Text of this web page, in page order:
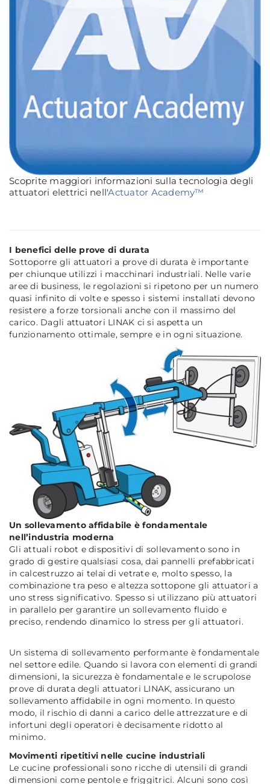
Scoprite maggiori informazioni sulla tecnologia degli
attuatori elettrici nell'Actuator Academy™
I benefici delle prove di durata
Sottoporre gli attuatori a prove di durata è importante
per chiunque utilizzi i macchinari industriali. Nelle varie
aree di business, le regolazioni si ripetono per un numero
quasi infinito di volte e spesso i sistemi installati devono
resistere a forze torsionali anche con il massimo del
carico. Dagli attuatori LINAK ci si aspetta un
funzionamento ottimale, sempre e in ogni situazione.
Un sollevamento affidabile è fondamentale
nell’industria moderna
Gli attuali robot e dispositivi di sollevamento sono in
grado di gestire qualsiasi cosa, dai pannelli prefabbricati
in calcestruzzo ai telai di vetrate e, molto spesso, la
combinazione tra peso e altezza sottopone gli attuatori a
uno stress significativo. Spesso si utilizzano più attuatori
in parallelo per garantire un sollevamento fluido e
preciso, rendendo dinamico lo stress per gli attuatori.
Un sistema di sollevamento performante è fondamentale
nel settore edile. Quando si lavora con elementi di grandi
dimensioni, la sicurezza è fondamentale e le scrupolose
prove di durata degli attuatori LINAK, assicurano un
sollevamento affidabile in ogni momento. In questo
modo, il rischio di danni a carico delle attrezzature e di
infortuni degli operatori è decisamente ridotto al
minimo.
Movimenti ripetitivi nelle cucine industriali
Le cucine professionali sono ricche di utensili di grandi
dimensioni come pentole e friggitrici. Alcuni sono così